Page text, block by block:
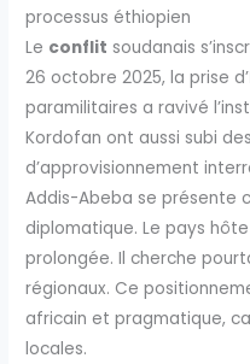
processus éthiopien
Le conflit soudanais
26 octobre 2025, la prise d’
paramilitaires a ravivé
Kordofan ont aussi subi
d’approvisionnement
Addis-Abeba se présente
diplomatique. Le pays
prolongée. Il cherche
régionaux. Ce
africain et pragmatique,
locales.